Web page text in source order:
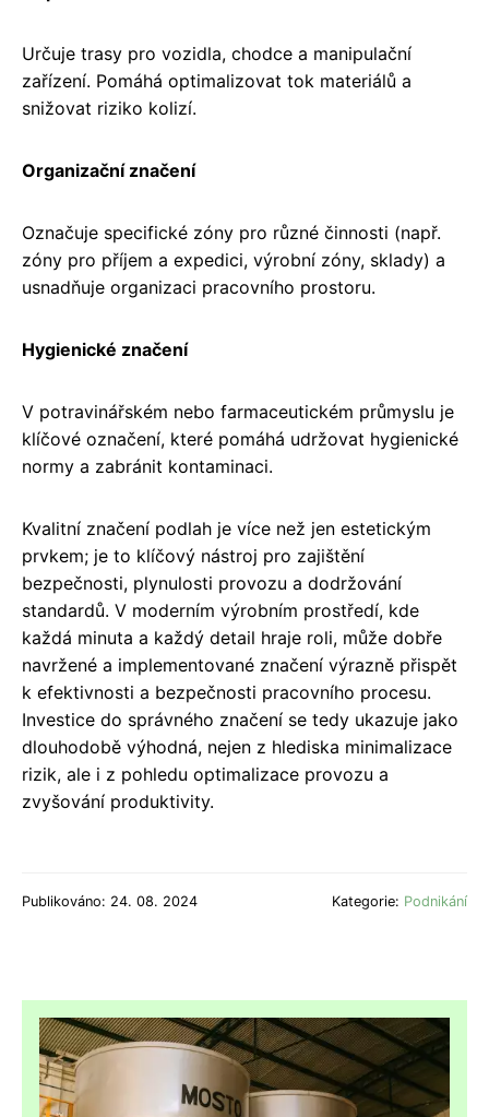
Určuje trasy pro vozidla, chodce a manipulační
zařízení. Pomáhá optimalizovat tok materiálů a
snižovat riziko kolizí.
Organizační značení
Označuje specifické zóny pro různé činnosti (např.
zóny pro příjem a expedici, výrobní zóny, sklady) a
usnadňuje organizaci pracovního prostoru.
Hygienické značení
V potravinářském nebo farmaceutickém průmyslu je
klíčové označení, které pomáhá udržovat hygienické
normy a zabránit kontaminaci.
Kvalitní značení podlah je více než jen estetickým
prvkem; je to klíčový nástroj pro zajištění
bezpečnosti, plynulosti provozu a dodržování
standardů. V moderním výrobním prostředí, kde
každá minuta a každý detail hraje roli, může dobře
navržené a implementované značení výrazně přispět
k efektivnosti a bezpečnosti pracovního procesu.
Investice do správného značení se tedy ukazuje jako
dlouhodobě výhodná, nejen z hlediska minimalizace
rizik, ale i z pohledu optimalizace provozu a
zvyšování produktivity.
Publikováno: 24. 08. 2024 Kategorie: Podnikání